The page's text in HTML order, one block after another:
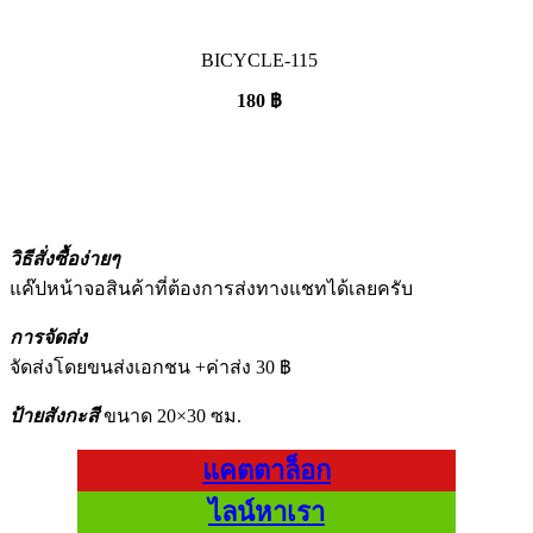
BICYCLE-115
180 ฿
วิธีสั่งซื้อง่ายๆ
แค๊ปหน้าจอสินค้าที่ต้องการส่งทางแชทได้เลยครับ
การจัดส่ง
จัดส่งโดยขนส่งเอกชน +ค่าส่ง 30 ฿
ป้ายสังกะสีขนาด 20×30 ซม.
แคตตาล็อก
ไลน์หาเรา